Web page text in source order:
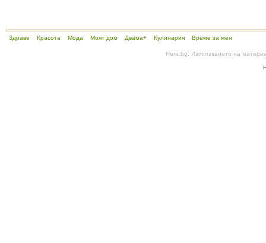
Здраве Красота Мода Моят дом Двама+ Кулинария Време за мен
Hera.bg. Използването на